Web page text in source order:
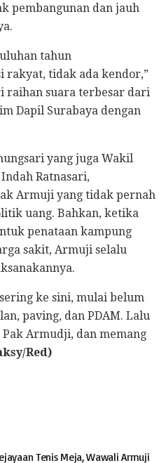
pembangunan dan jauh
tahun
rakyat, tidak ada kendor,”
suara terbesar dari
Dapil Surabaya dengan
yang juga Wakil
Ratnasari,
Armuji yang tidak pernah
uang. Bahkan, ketika
penataan kampung
sakit, Armuji selalu
ke sini, mulai belum
paving, dan PDAM. Lalu
Armudji, dan memang
Red)
Tenis Meja, Wawali Armuji